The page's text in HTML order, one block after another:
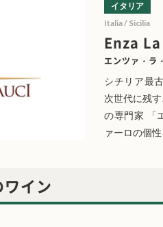
Enza
エンツァ・ラ
イタリア
Italia / Sicilia
シチリア最
次世代に残
の専門家 「
ァーロの個
イン